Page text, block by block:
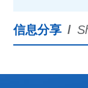
信息分享 /